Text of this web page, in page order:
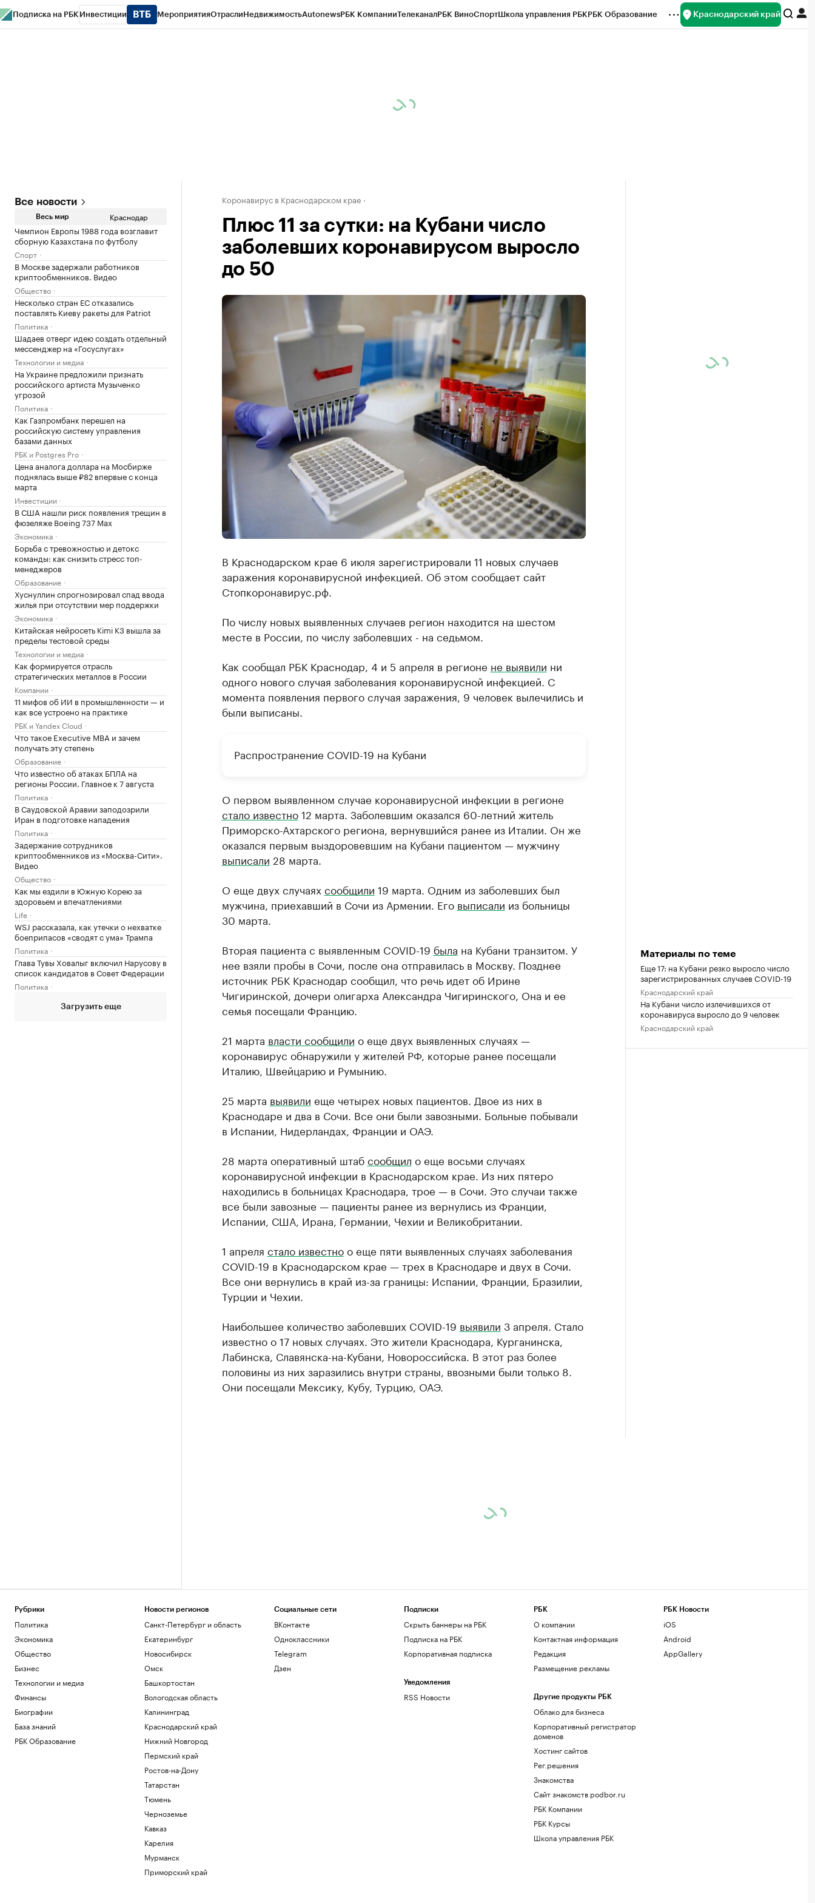
Подписка на РБК Инвестиции МероприятияОтраслиНедвижимостьAutonewsРБК КомпанииТелеканалРБК ВиноСпортШкола управления РБКРБК Образование Краснодарский край
Все новости
Весь мир Краснодар
Чемпион Европы 1988 года возглавит
сборную Казахстана по футболу
Спорт
В Москве задержали работников
криптообменников. Видео
Общество
Несколько стран ЕС отказались
поставлять Киеву ракеты для Patriot
Политика
Шадаев отверг идею создать отдельный
мессенджер на «Госуслугах»
Технологии и медиа
На Украине предложили признать
российского артиста Музыченко
угрозой
Политика
Как Газпромбанк перешел на
российскую систему управления
базами данных
РБК и Postgres Pro
Цена аналога доллара на Мосбирже
поднялась выше ₽82 впервые с конца
марта
Инвестиции
В США нашли риск появления трещин в
фюзеляже Boeing 737 Max
Экономика
Борьба с тревожностью и детокс
команды: как снизить стресс топ-
менеджеров
Образование
Хуснуллин спрогнозировал спад ввода
жилья при отсутствии мер поддержки
Экономика
Китайская нейросеть Kimi K3 вышла за
пределы тестовой среды
Технологии и медиа
Как формируется отрасль
стратегических металлов в России
Компании
11 мифов об ИИ в промышленности — и
как все устроено на практике
РБК и Yandex Cloud
Что такое Executive MBA и зачем
получать эту степень
Образование
Что известно об атаках БПЛА на
регионы России. Главное к 7 августа
Политика
В Саудовской Аравии заподозрили
Иран в подготовке нападения
Политика
Задержание сотрудников
криптообменников из «Москва-Сити».
Видео
Общество
Как мы ездили в Южную Корею за
здоровьем и впечатлениями
Life
WSJ рассказала, как утечки о нехватке
боеприпасов «сводят с ума» Трампа
Политика
Глава Тувы Ховалыг включил Нарусову в
список кандидатов в Совет Федерации
Политика
Загрузить еще
Коронавирус в Краснодарском крае
Плюс 11 за сутки: на Кубани число
заболевших коронавирусом выросло
до 50
В Краснодарском крае 6 июля зарегистрировали 11 новых случаев
заражения коронавирусной инфекцией. Об этом сообщает сайт
Стопкоронавирус.рф.
По числу новых выявленных случаев регион находится на шестом
месте в России, по числу заболевших - на седьмом.
Как сообщал РБК Краснодар, 4 и 5 апреля в регионе не выявили ни
одного нового случая заболевания коронавирусной инфекцией. С
момента появления первого случая заражения, 9 человек вылечились и
были выписаны.
Распространение COVID-19 на Кубани
О первом выявленном случае коронавирусной инфекции в регионе
стало известно12 марта. Заболевшим оказался 60-летний житель
Приморско-Ахтарского региона, вернувшийся ранее из Италии. Он же
оказался первым выздоровевшим на Кубани пациентом — мужчину
выписали 28 марта.
О еще двух случаях сообщили 19 марта. Одним из заболевших был
мужчина, приехавший в Сочи из Армении. Его выписали из больницы
30 марта.
Вторая пациента с выявленным COVID-19 была на Кубани транзитом. У
нее взяли пробы в Сочи, после она отправилась в Москву. Позднее
источник РБК Краснодар сообщил, что речь идет об Ирине
Чигиринской, дочери олигарха Александра Чигиринского, Она и ее
семья посещали Францию.
21 марта власти сообщили о еще двух выявленных случаях —
коронавирус обнаружили у жителей РФ, которые ранее посещали
Италию, Швейцарию и Румынию.
25 марта выявили еще четырех новых пациентов. Двое из них в
Краснодаре и два в Сочи. Все они были завозными. Больные побывали
в Испании, Нидерландах, Франции и ОАЭ.
28 марта оперативный штабсообщил о еще восьми случаях
коронавирусной инфекции в Краснодарском крае. Из них пятеро
находились в больницах Краснодара, трое — в Сочи. Это случаи также
все были завозные — пациенты ранее из вернулись из Франции,
Испании, США, Ирана, Германии, Чехии и Великобритании.
1 апреля стало известноо еще пяти выявленных случаях заболевания
COVID-19 в Краснодарском крае — трех в Краснодаре и двух в Сочи.
Все они вернулись в край из-за границы: Испании, Франции, Бразилии,
Турции и Чехии.
Наибольшее количество заболевших COVID-19 выявили 3 апреля. Стало
известно о 17 новых случаях. Это жители Краснодара, Курганинска,
Лабинска, Славянска-на-Кубани, Новороссийска. В этот раз более
половины из них заразились внутри страны, ввозными были только 8.
Они посещали Мексику, Кубу, Турцию, ОАЭ.
Материалы по теме
Еще 17: на Кубани резко выросло число
зарегистрированных случаев COVID-19
Краснодарский край
На Кубани число излечившихся от
коронавируса выросло до 9 человек
Краснодарский край
Рубрики
Политика
Экономика
Общество
Бизнес
Технологии и медиа
Финансы
Биографии
База знаний
РБК Образование
Новости регионов
Санкт-Петербург и область
Екатеринбург
Новосибирск
Омск
Башкортостан
Вологодская область
Калининград
Краснодарский край
Нижний Новгород
Пермский край
Ростов-на-Дону
Татарстан
Тюмень
Черноземье
Кавказ
Карелия
Мурманск
Приморский край
Социальные сети
ВКонтакте
Одноклассники
Telegram
Дзен
Подписки
Скрыть баннеры на РБК
Подписка на РБК
Корпоративная подписка
Уведомления
RSS Новости
РБК
О компании
Контактная информация
Редакция
Размещение рекламы
Другие продукты РБК
Облако для бизнеса
Корпоративный регистратор
доменов
Хостинг сайтов
Рег.решения
Знакомства
Сайт знакомств podbor.ru
РБК Компании
РБК Курсы
Школа управления РБК
РБК Новости
iOS
Android
AppGallery